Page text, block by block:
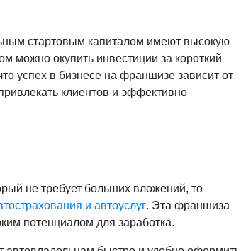
стартовым капиталом имеют высокую
можно окупить инвестиции за короткий
успех в бизнесе на франшизе зависит от
клиентов и эффективно
не требует больших вложений, то
и автоуслуг. Эта франшиза
потенциалом для заработка.